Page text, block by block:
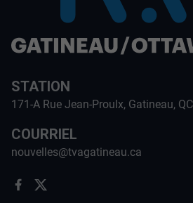
STATION
171-A Rue Jean-Proulx, Gatineau,
COURRIEL
nouvelles@tvagatineau.ca